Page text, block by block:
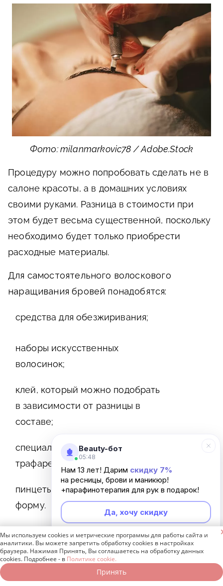
Фото: milanmarkovic78 / Adobe.Stock
Процедуру можно попробовать сделать не в
салоне красоты, а в домашних условиях
своими руками. Разница в стоимости при
этом будет весьма существенной, поскольку
необходимо будет только приобрести
расходные материалы.
Для самостоятельного волоскового
наращивания бровей понадобятся:
средства для обезжиривания;
наборы искусственных
волосинок;
клей, который можно подобрать
в зависимости от разницы в
составе;
специализированные линейки и
трафареты;
пинцеты, имеющие разную
форму.
Техника выполнения процедуры:
для определения контуров
используют трафарет формы
Beauty-бот
05:48
Нам 13 лет! Дарим скидку 7%
на ресницы, брови и маникюр!
+парафинотерапия для рук в подарок!
Да, хочу скидку
Неинтересно
Мы используем cookies и метрические программы для работы сайта и
аналитики. Вы можете запретить обработку cookies в настройках
браузера. Нажимая Принять, Вы соглашаетесь на обработку данных
cookies. Подробнее - в Политике cookie.
Принять